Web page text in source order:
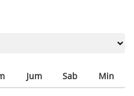
Jum Sab Min